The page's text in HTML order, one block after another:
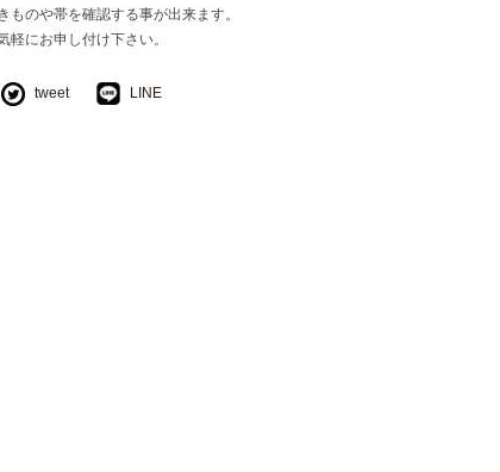
ものや帯を確認する事が出来ます。
軽にお申し付け下さい。
tweet LINE